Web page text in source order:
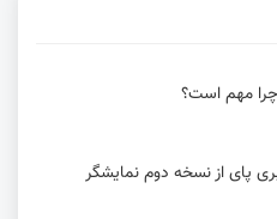
پای از نسخه دوم نمایشگر